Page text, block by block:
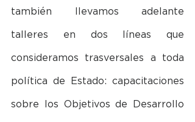
también llevamos adelante
talleres en dos líneas que
consideramos trasversales a toda
política de Estado: capacitaciones
sobre los Objetivos de Desarrollo